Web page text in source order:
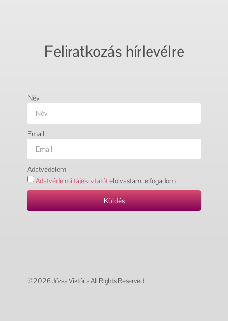
Feliratkozás hírlevélre
Név
Email
Adatvédelem
Adatvédelmi tájékoztatótelolvastam, elfogadom
Küldés
©2026 Józsa Viktória All Rights Reserved